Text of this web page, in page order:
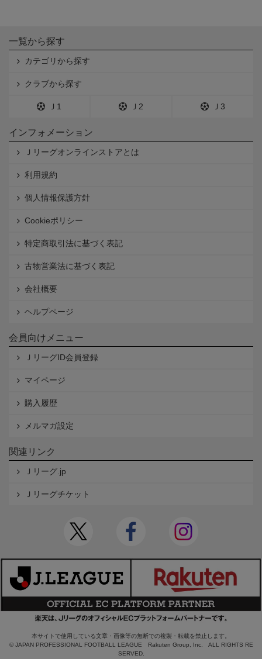
一覧から探す
カテゴリから探す
クラブから探す
Ｊ1 Ｊ2 Ｊ3
インフォメーション
Ｊリーグオンラインストアとは
利用規約
個人情報保護方針
Cookieポリシー
特定商取引法に基づく表記
古物営業法に基づく表記
会社概要
ヘルプページ
会員向けメニュー
ＪリーグID会員登録
マイページ
購入履歴
メルマガ設定
関連リンク
Ｊリーグ.jp
Ｊリーグチケット
本サイトで使用している文章・画像等の無断での複製・転載を禁止します。
© JAPAN PROFESSIONAL FOOTBALL LEAGUE Rakuten Group, Inc. ALL RIGHTS RE
SERVED.